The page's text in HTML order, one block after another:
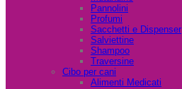
Pannolini
Profumi
Sacchetti e Dispenser
Salviettine
Shampoo
Traversine
Cibo per cani
Alimenti Medicati